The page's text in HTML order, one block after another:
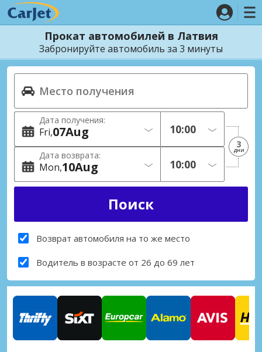
Прокат автомобилей в Латвия
Забронируйте автомобиль за 3 минуты
Дата получения:
Fri 07Aug
Дата возврата:
Mon 10Aug
3
дни
Возврат автомобиля на то же место
Водитель в возрасте от 26 до 69 лет